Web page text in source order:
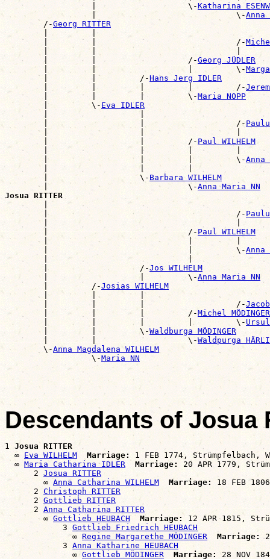
                  |                   \-
Katharina
                  |                             \-
Anna
        /-
Georg RITTER
|         |
        |         |                             /-
|         |                             |
        |         |                   /-
Georg JÜDLER
        |         |                   |         \-
        |         |         /-
Hans Jerg IDLER
        |         |         |         |         /-
        |         |         |         \-
Maria NOPP
        |         \-
Eva IDLER
|                   |
        |                   |                   /-
|                   |                   |
        |                   |         /-
Paul WILHELM
|                   |         |         |
        |                   |         |         \-
Anna
|                   |         |
        |                   \-
Barbara WILHELM
        |                             \-
Anna Maria NN
Josua RITTER
|
        |                                       /-
|                                       |
        |                             /-
Paul WILHELM
|                             |         |
        |                             |         \-
Anna
|                             |
        |                   /-
Jos WILHELM
        |                   |         \-
Anna Maria NN
        |         /-
Josias WILHELM
|         |         |
        |         |         |                   /-
Jacob
        |         |         |         /-
Michel MÖDINGER
        |         |         |         |         \-
        |         |         \-
Waldburga MÖDINGER
        |         |                   \-
Waldpurga
        \-
Anna Magdalena WILHELM
                  \-
Maria NN
Descendants of Josua
1 Josua RITTER
  ∞
Eva WILHELM Marriage:
1 FEB 1774, Strümpfelbach,
  ∞
Maria Catharina IDLER Marriage:
20 APR 1779,
      2
Josua RITTER
        ∞
Anna Catharina WILHELM Marriage:
18 FEB
      2
Christoph RITTER
      2
Gottlieb RITTER
      2
Anna Catharina RITTER
        ∞
Gottlieb HEUBACH Marriage:
12 APR 1815,
            3
Gottlieb Friedrich HEUBACH
              ∞
Regine Margarethe MÖDINGER Marriage:
            3
Anna Katharine HEUBACH
              ∞
Gottlieb MÖDINGER Marriage: 28 NOV